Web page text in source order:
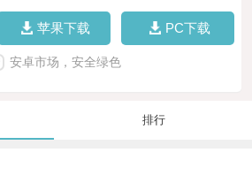
苹果下载 PC下载
安卓市场，安全绿色
排行